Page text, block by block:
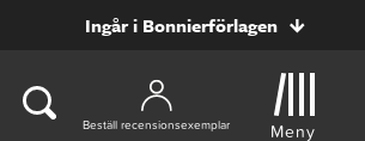
Ingår i Bonnierförlagen
Beställ recensionsexemplar Meny